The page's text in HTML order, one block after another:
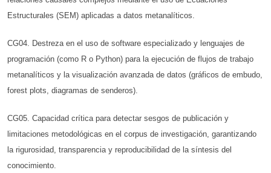
Estructurales (SEM) aplicadas a datos metanalíticos.
CG04. Destreza en el uso de software especializado y lenguajes de
programación (como R o Python) para la ejecución de flujos de trabajo
metanalíticos y la visualización avanzada de datos (gráficos de embudo,
forest plots, diagramas de senderos).
CG05. Capacidad crítica para detectar sesgos de publicación y
limitaciones metodológicas en el corpus de investigación, garantizando
la rigurosidad, transparencia y reproducibilidad de la síntesis del
conocimiento.